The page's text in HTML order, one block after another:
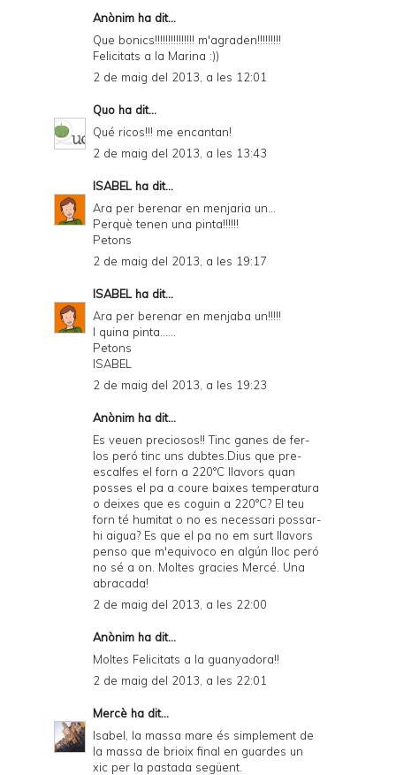
Anònim ha dit...
Que bonics!!!!!!!!!!!!!!! m'agraden!!!!!!!!!
Felicitats a la Marina :))
2 de maig del 2013, a les 12:01
Quo ha dit...
Qué ricos!!! me encantan!
2 de maig del 2013, a les 13:43
ISABEL ha dit...
Ara per berenar en menjaria un...
Perquè tenen una pinta!!!!!!
Petons
2 de maig del 2013, a les 19:17
ISABEL ha dit...
Ara per berenar en menjaba un!!!!!
I quina pinta......
Petons
ISABEL
2 de maig del 2013, a les 19:23
Anònim ha dit...
Es veuen preciosos!! Tinc ganes de fer-
los peró tinc uns dubtes.Dius que pre-
escalfes el forn a 220°C llavors quan
posses el pa a coure baixes temperatura
o deixes que es coguin a 220°C? El teu
forn té humitat o no es necessari possar-
hi aigua? Es que el pa no em surt llavors
penso que m'equivoco en algún lloc peró
no sé a on. Moltes gracies Mercé. Una
abracada!
2 de maig del 2013, a les 22:00
Anònim ha dit...
Moltes Felicitats a la guanyadora!!
2 de maig del 2013, a les 22:01
Mercè ha dit...
Isabel, la massa mare és simplement de
la massa de brioix final en guardes un
xic per la pastada següent.